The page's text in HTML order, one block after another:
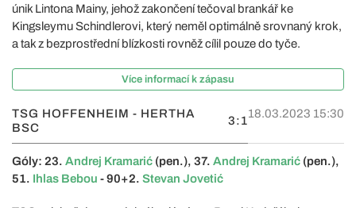
únik Lintona Mainy, jehož zakončení tečoval brankář ke
Kingsleymu Schindlerovi, který neměl optimálně srovnaný krok,
a tak z bezprostřední blízkosti rovněž cílil pouze do tyče.
Více informací k zápasu
TSG HOFFENHEIM - HERTHA
BSC
3:1
18.03.2023 15:30
Góly: 23. Andrej Kramarić (pen.), 37. Andrej Kramarić (pen.),
51. Ihlas Bebou - 90+2. Stevan Jovetić